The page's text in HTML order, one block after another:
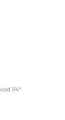
1/4"